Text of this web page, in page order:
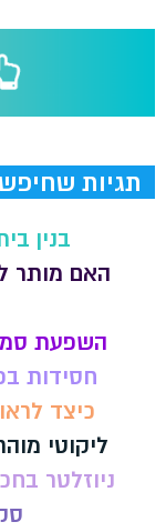
תגיות
בנין
האם מותר
השפעת
חסידות
כיצד
ליקוטי
ניוזלטר